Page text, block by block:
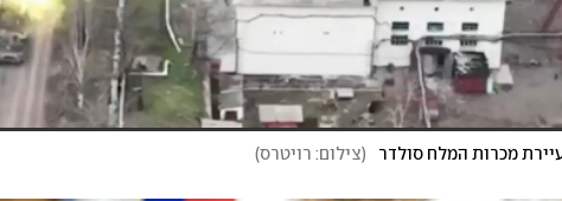
מכרות המלח סולדר (צילום: רויטרס)